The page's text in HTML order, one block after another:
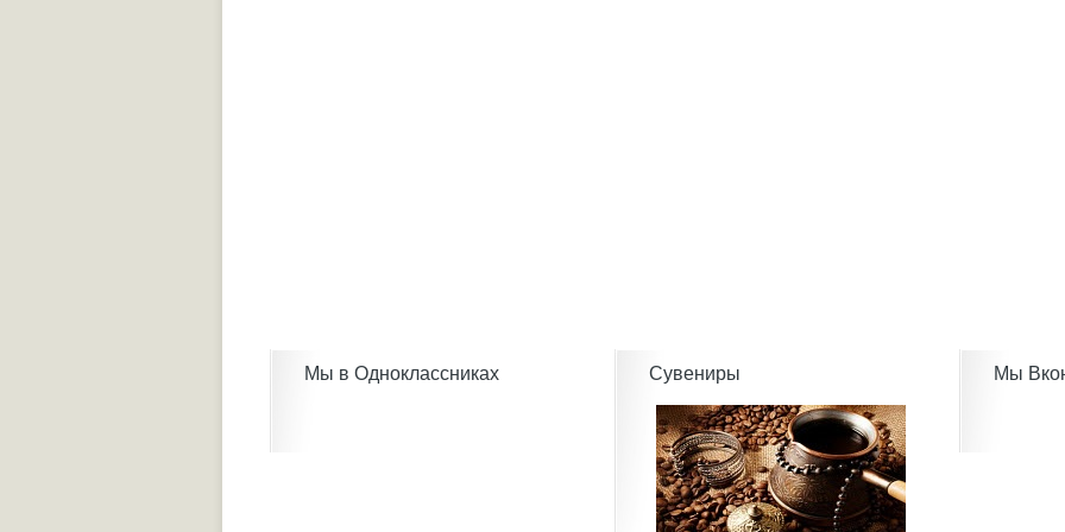
Мы в Одноклассниках Сувениры Мы